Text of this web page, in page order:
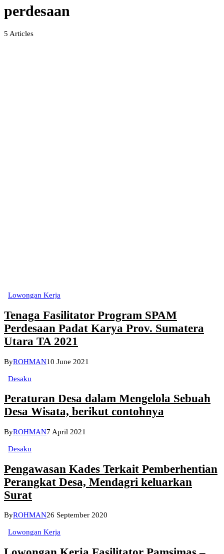
perdesaan
5 Articles
Lowongan Kerja
Tenaga Fasilitator Program SPAM
Perdesaan Padat Karya Prov. Sumatera
Utara TA 2021
ByROHMAN10 June 2021
Desaku
Peraturan Desa dalam Mengelola Sebuah
Desa Wisata, berikut contohnya
ByROHMAN7 April 2021
Desaku
Pengawasan Kades Terkait Pemberhentian
Perangkat Desa, Mendagri keluarkan
Surat
ByROHMAN26 September 2020
Lowongan Kerja